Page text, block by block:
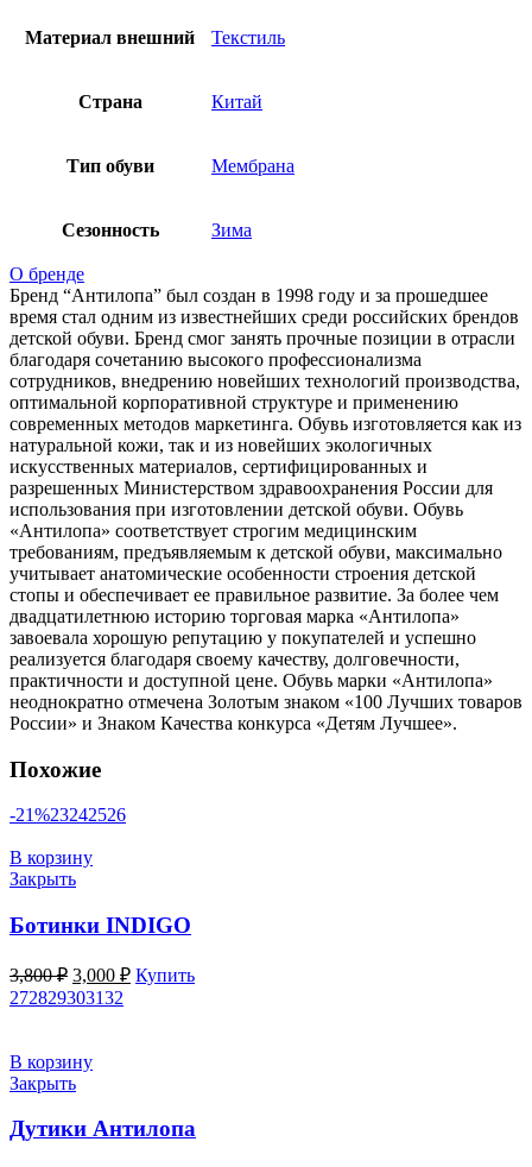
Материал внешний Текстиль
Страна Китай
Тип обуви Мембрана
Сезонность Зима
О бренде
Бренд “Антилопа” был создан в 1998 году и за прошедшее
время стал одним из известнейших среди российских брендов
детской обуви. Бренд смог занять прочные позиции в отрасли
благодаря сочетанию высокого профессионализма
сотрудников, внедрению новейших технологий производства,
оптимальной корпоративной структуре и применению
современных методов маркетинга. Обувь изготовляется как из
натуральной кожи, так и из новейших экологичных
искусственных материалов, сертифицированных и
разрешенных Министерством здравоохранения России для
использования при изготовлении детской обуви. Обувь
«Антилопа» соответствует строгим медицинским
требованиям, предъявляемым к детской обуви, максимально
учитывает анатомические особенности строения детской
стопы и обеспечивает ее правильное развитие. За более чем
двадцатилетнюю историю торговая марка «Антилопа»
завоевала хорошую репутацию у покупателей и успешно
реализуется благодаря своему качеству, долговечности,
практичности и доступной цене. Обувь марки «Антилопа»
неоднократно отмечена Золотым знаком «100 Лучших товаров
России» и Знаком Качества конкурса «Детям Лучшее».
Похожие
-21%23242526
В корзину
Закрыть
Ботинки INDIGO
3,800₽ Первоначальная
цена
составляла
3,000 ₽Текущая
цена:
Купить
272829303132
В корзину
Закрыть
Дутики Антилопа